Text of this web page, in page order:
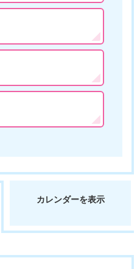
カレンダーを表示